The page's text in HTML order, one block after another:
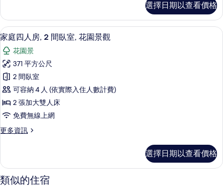
所
有
相
片
客
房,
多
張
床
的
詳
情
選擇日期以查看價格
顯
示
家
庭
四
人
房,
間
室,
花
園
2
家庭四人房, 2 間臥室, 花園景觀
花園景
371 平方公尺
2 間臥室
可容納 4 人 (依實際入住人數計費)
2 張加大雙人床
免費無線上網
更多資訊
更
四
人
房,
選擇日期以查看價格
類似的住宿